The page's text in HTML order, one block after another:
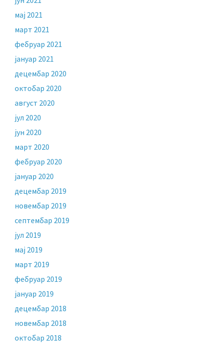
мај 2021
март 2021
фебруар 2021
јануар 2021
децембар 2020
октобар 2020
август 2020
јул 2020
јун 2020
март 2020
фебруар 2020
јануар 2020
децембар 2019
новембар 2019
септембар 2019
јул 2019
мај 2019
март 2019
фебруар 2019
јануар 2019
децембар 2018
новембар 2018
октобар 2018